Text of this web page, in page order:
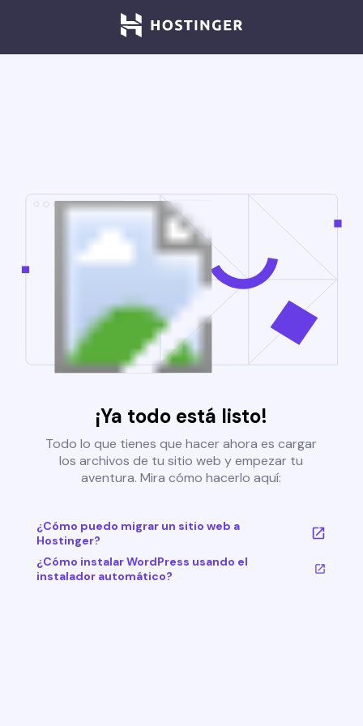
¡Ya todo está listo!
Todo lo que tienes que hacer ahora es cargar
los archivos de tu sitio web y empezar tu
aventura. Mira cómo hacerlo aquí:
¿Cómo puedo migrar un sitio web a
Hostinger?
¿Cómo instalar WordPress usando el
instalador automático?